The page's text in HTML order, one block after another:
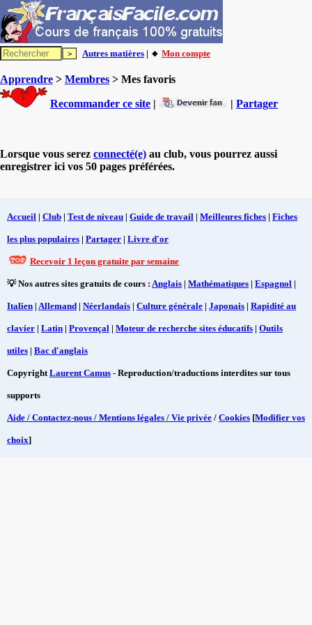
Autres matières | 🔸 Mon compte
Apprendre > Membres > Mes favoris
Recommander ce site | | Partager
Lorsque vous serez connecté(e) au club, vous pourrez aussi
enregistrer ici vos 50 pages préférées.
Accueil | Club | Test de niveau | Guide de travail | Meilleures fiches | Fiches
les plus populaires | Partager | Livre d'or
Recevoir 1 leçon gratuite par semaine
💡 Nos autres sites gratuits de cours : Anglais | Mathématiques | Espagnol |
Italien | Allemand | Néerlandais | Culture générale | Japonais | Rapidité au
clavier | Latin | Provençal | Moteur de recherche sites éducatifs | Outils
utiles | Bac d'anglais
CopyrightLaurent Camus - Reproduction/traductions interdites sur tous
supports
Aide / Contactez-nous / Mentions légales / Vie privée / Cookies [Modifier vos
choix]